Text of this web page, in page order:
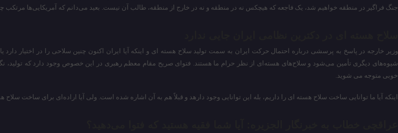
جنگ فراگیر در منطقه خواهیم شد، یک فاجعه که هیچکس نه در منطقه و نه در خارج از منطقه، طالب آن نیست. بعید می‌دانم که آمریکایی‌ها مرتکب
وزیر خارجه در پاسخ به پرسشی درباره احتمال حرکت ایران به سمت تولید سلاح هسته ای و اینکه آیا ایران اکنون چنین سلاحی را در اختیار
شیوه‌های دیگری تأمین می‌شود و سلاح‌های هسته‌ای از نظر حرام ما هستند. فتوای صریح مقام معظم رهبری در این خصوص وجود دارد که تولید،
خوبی متوجه می شوید.
اینکه آیا ما توانایی ساخت سلاح هسته ای را داریم، بله این توانایی وجود دارهد و قبلاً هم به آن اشاره شده است. ولی آیا اراده‌ای برای ساخت